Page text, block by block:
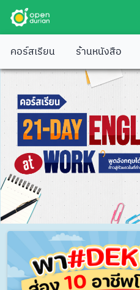
คอร์สเรียน ร้านหนังสือ